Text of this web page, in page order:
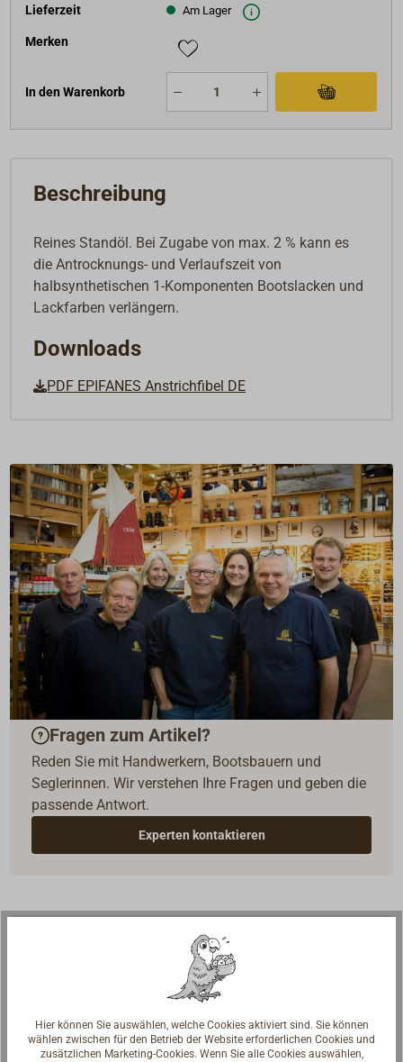
Lieferzeit Am Lager
Merken
In den Warenkorb
Beschreibung
Reines Standöl. Bei Zugabe von max. 2 % kann es
die Antrocknungs- und Verlaufszeit von
halbsynthetischen 1-Komponenten Bootslacken und
Lackfarben verlängern.
Downloads
PDF EPIFANES Anstrichfibel DE
Fragen zum Artikel?
Reden Sie mit Handwerkern, Bootsbauern und
Seglerinnen. Wir verstehen Ihre Fragen und geben die
passende Antwort.
Experten kontaktieren
Rechtliche Hinweise zum Produkt
P262, P301+P310, P404, P501
Hier können Sie auswählen, welche Cookies aktiviert sind. Sie können
wählen zwischen für den Betrieb der Website erforderlichen Cookies und
zusätzlichen Marketing-Cookies. Wenn Sie alle Cookies auswählen,